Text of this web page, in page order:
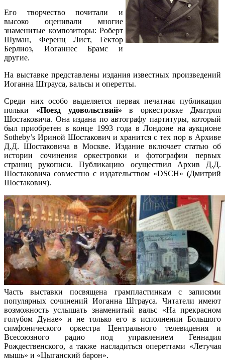
Его творчество почитали и
высоко оценивали многие
знаменитые композиторы: Роберт
Шуман, Ференц Лист, Гектор
Берлиоз, Иоганнес Брамс и
другие.
На выставке представлены издания известных произведений
Иоганна Штрауса, вальсы и оперетты.
Среди них особо выделяется первая печатная публикация
польки «Поезд удовольствий» в оркестровке Дмитрия
Шостаковича. Она издана по автографу партитуры, который
был приобретен в конце 1993 года в Лондоне на аукционе
Sotheby’s Ириной Шостакович и хранится с тех пор в Архиве
Д.Д. Шостаковича в Москве. Издание включает статью об
истории сочинения оркестровки и фотографии первых
страниц рукописи. Публикацию осуществил Архив Д.Д.
Шостаковича совместно с издательством «DSCH» (Дмитрий
Шостакович).
Часть выставки посвящена грампластинкам с записями
популярных сочинений Иоганна Штрауса. Читатели имеют
возможность услышать знаменитый вальс «На прекрасном
голубом Дунае» и не только его в исполнении Большого
симфонического оркестра Центрального телевидения и
Всесоюзного радио под управлением Геннадия
Рождественского, а также насладиться опереттами «Летучая
мышь» и «Цыганский барон».